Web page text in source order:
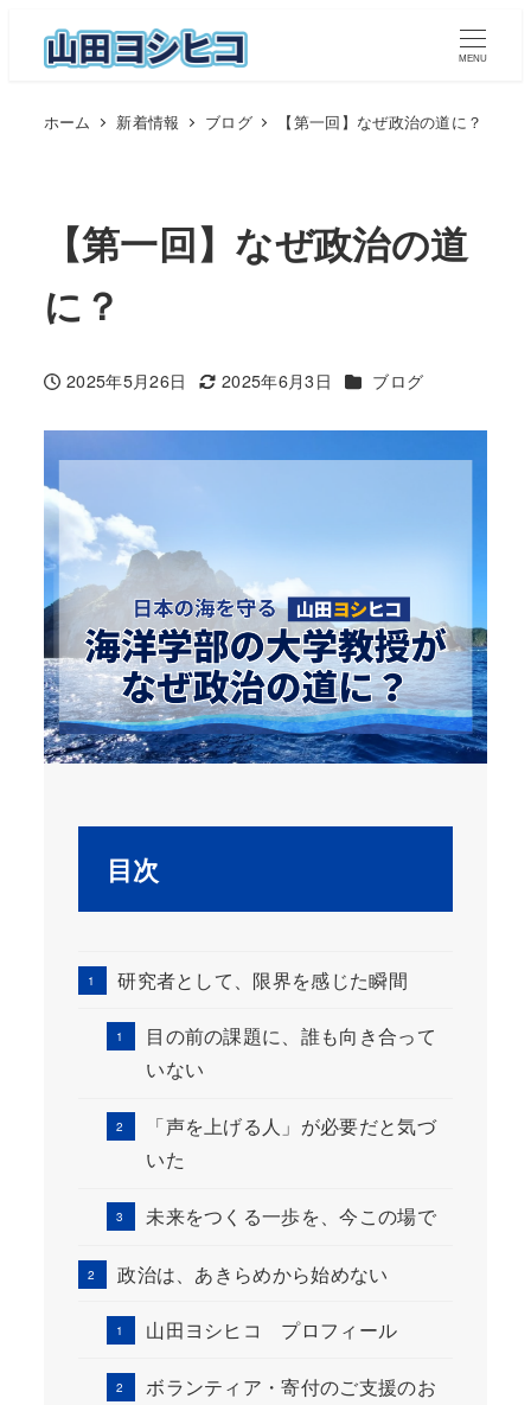
MENU
ホーム 新着情報 ブログ 【第一回】なぜ政治の道に？
【第一回】なぜ政治の道
に？
投稿日
2025年5月26日
更新日
2025年6月3日 カテゴリー
ブログ
目次
研究者として、限界を感じた瞬間
目の前の課題に、誰も向き合って
いない
「声を上げる人」が必要だと気づ
いた
未来をつくる一歩を、今この場で
政治は、あきらめから始めない
山田ヨシヒコ プロフィール
ボランティア・寄付のご支援のお